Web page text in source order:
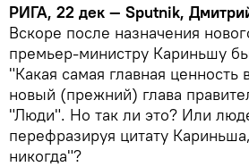
РИГА, 22 дек — Sputnik,
Вскоре после назначения
премьер-министру Кариньшу
"Какая самая главная ценность
новый (прежний) глава
"Люди". Но так ли это? Или
перефразируя цитату
никогда"?